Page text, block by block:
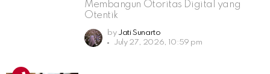
Membangun Otoritas Digital yang
Otentik
by Jati Sunarto
July 27, 2026, 10:59 pm